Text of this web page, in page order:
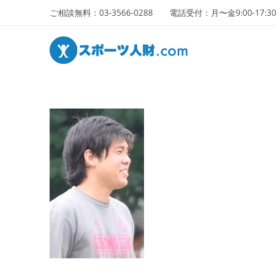
ご相談無料：03-3566-0288 電話受付：月〜金9:00-17:30